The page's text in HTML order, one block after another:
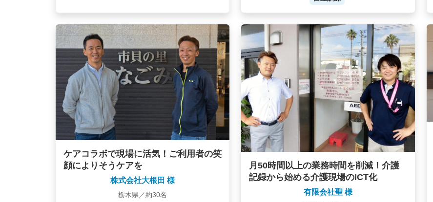
ケアコラボで現場に活気！ご利用者の笑
顔によりそうケアを
株式会社大根田 様
栃木県／約30名
月50時間以上の業務時間を削減！介護
記録から始める介護現場のICT化
有限会社聖 様